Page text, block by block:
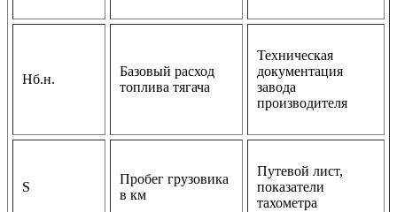
Hб.н.
Базовый расход
топлива тягача
Техническая
документация
завода
производителя
S
Пробег грузовика
в км
Путевой лист,
показатели
тахометра